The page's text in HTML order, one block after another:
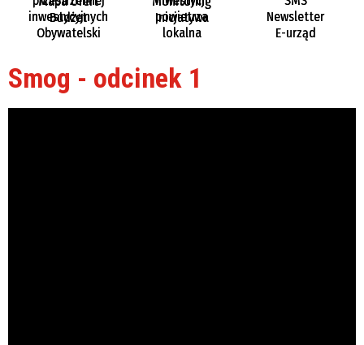
inwestycyjnych
powietrza
Newsletter
Budżet
Obywatelski
Inicjatywa
lokalna
E-urząd
Smog - odcinek 1